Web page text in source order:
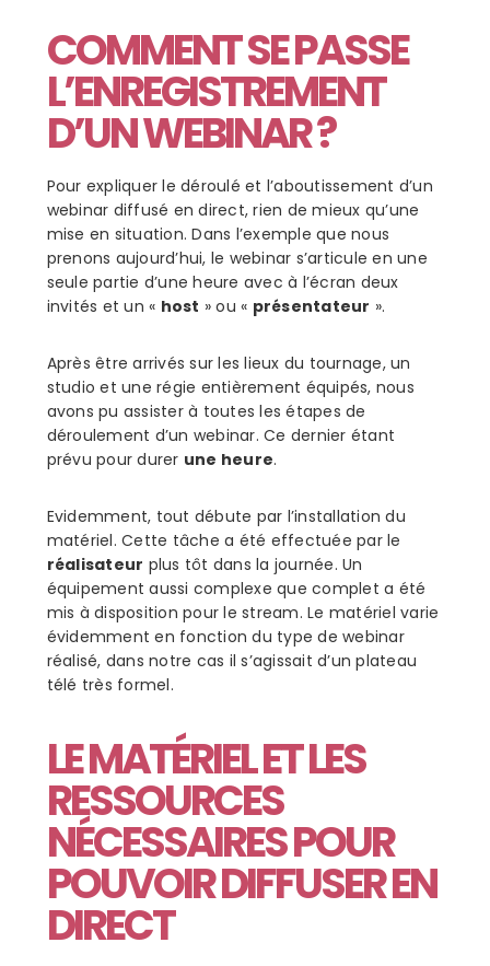
COMMENT SE PASSE
L’ENREGISTREMENT
D’UN WEBINAR ?
Pour expliquer le déroulé et l’aboutissement d’un
webinar diffusé en direct, rien de mieux qu’une
mise en situation. Dans l’exemple que nous
prenons aujourd’hui, le webinar s’articule en une
seule partie d’une heure avec à l’écran deux
invités et un « host » ou « présentateur ».
Après être arrivés sur les lieux du tournage, un
studio et une régie entièrement équipés, nous
avons pu assister à toutes les étapes de
déroulement d’un webinar. Ce dernier étant
prévu pour durer une heure.
Evidemment, tout débute par l’installation du
matériel. Cette tâche a été effectuée par le
réalisateur plus tôt dans la journée. Un
équipement aussi complexe que complet a été
mis à disposition pour le stream. Le matériel varie
évidemment en fonction du type de webinar
réalisé, dans notre cas il s’agissait d’un plateau
télé très formel.
LE MATÉRIEL ET LES
RESSOURCES
NÉCESSAIRES POUR
POUVOIR DIFFUSER EN
DIRECT